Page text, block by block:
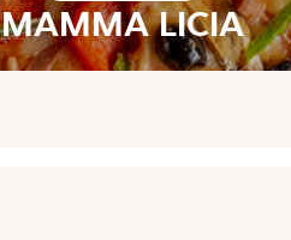
MAMMA LICIA